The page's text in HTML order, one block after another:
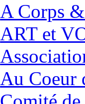
A Corps
ART et
Au Coeur